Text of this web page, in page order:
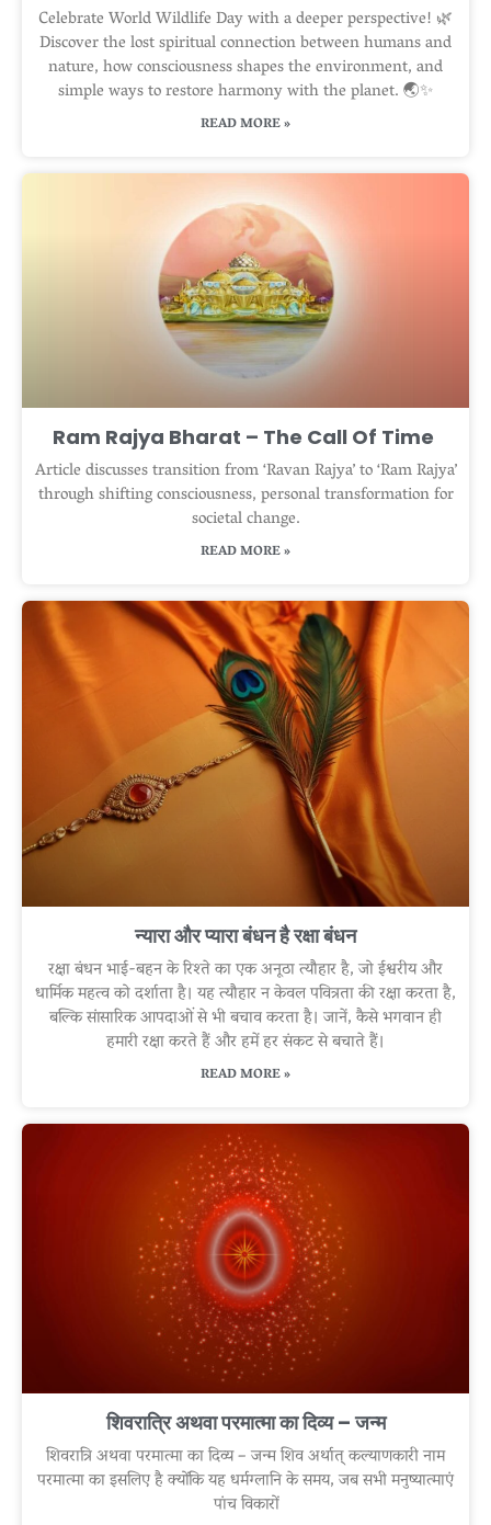
Celebrate World Wildlife Day with a deeper perspective! 🌿
Discover the lost spiritual connection between humans and
nature, how consciousness shapes the environment, and
simple ways to restore harmony with the planet. 🌏✨
READ MORE »
Ram Rajya Bharat – The Call Of Time
Article discusses transition from ‘Ravan Rajya’ to ‘Ram Rajya’
through shifting consciousness, personal transformation for
societal change.
READ MORE »
न्यारा और प्यारा बंधन है रक्षा बंधन
रक्षा बंधन भाई-बहन के रिश्ते का एक अनूठा त्यौहार है, जो ईश्वरीय और
धार्मिक महत्व को दर्शाता है। यह त्यौहार न केवल पवित्रता की रक्षा करता है,
बल्कि सांसारिक आपदाओं से भी बचाव करता है। जानें, कैसे भगवान ही
हमारी रक्षा करते हैं और हमें हर संकट से बचाते हैं।
READ MORE »
शिवरात्रि अथवा परमात्मा का दिव्य – जन्म
शिवरात्रि अथवा परमात्मा का दिव्य – जन्म शिव अर्थात् कल्याणकारी नाम
परमात्मा का इसलिए है क्योंकि यह धर्मग्लानि के समय, जब सभी मनुष्यात्माएं
पांच विकारों